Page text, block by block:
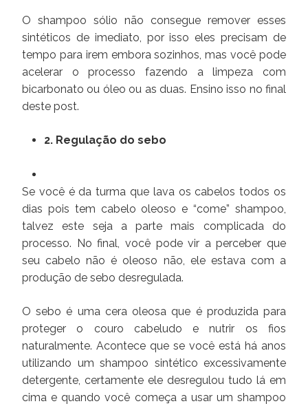
O shampoo sólio não consegue remover esses
sintéticos de imediato, por isso eles precisam de
tempo para irem embora sozinhos, mas você pode
acelerar o processo fazendo a limpeza com
bicarbonato ou óleo ou as duas. Ensino isso no final
deste post.
2. Regulação do sebo
Se você é da turma que lava os cabelos todos os
dias pois tem cabelo oleoso e “come” shampoo,
talvez este seja a parte mais complicada do
processo. No final, você pode vir a perceber que
seu cabelo não é oleoso não, ele estava com a
produção de sebo desregulada.
O sebo é uma cera oleosa que é produzida para
proteger o couro cabeludo e nutrir os fios
naturalmente. Acontece que se você está há anos
utilizando um shampoo sintético excessivamente
detergente, certamente ele desregulou tudo lá em
cima e quando você começa a usar um shampoo